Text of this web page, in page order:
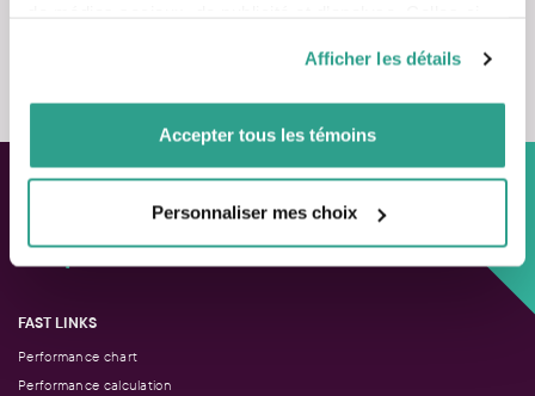
vous leur auriez fournies ou qu’ils auraient collectées lors
de votre utilisation de leurs services.
Afficher les détails
Accepter tous les témoins
Personnaliser mes choix
Contact us
Custom approach,
Adapted solutions.
FAST LINKS
Performance chart
Performance calculation